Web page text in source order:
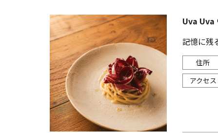
Uva Uva
記憶に残